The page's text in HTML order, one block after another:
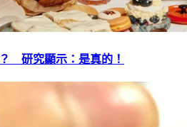
研究顯示：是真的！